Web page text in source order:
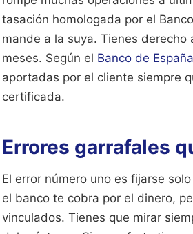
tasación homologada por el
mande a la suya. Tienes
meses. Según el Banco de España
aportadas por el cliente siempre
certificada.
Errores garrafales
El error número uno es fijarse
el banco te cobra por el dinero,
vinculados. Tienes que mirar